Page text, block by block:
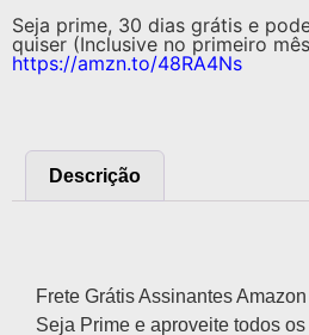
Seja prime, 30 dias grátis e
quiser (Inclusive no primeiro
https://amzn.to/48RA4Ns
Descrição
Frete Grátis Assinantes
Seja Prime e aproveite todos